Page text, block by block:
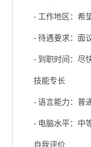
- 工作地区：希
- 待遇要求：面
- 到职时间：尽
技能专长
- 语言能力：普
- 电脑水平：中
自我评价